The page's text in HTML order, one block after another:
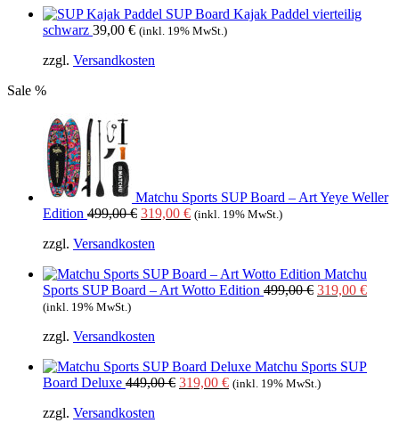
SUP Board Kajak Paddel vierteilig
schwarz 39,00 € (inkl. 19% MwSt.)
zzgl. Versandkosten
Sale %
Matchu Sports SUP Board – Art Yeye Weller
Edition 499,00€ Ursprünglicher
war:
319,00 €Aktueller
(inkl. 19% MwSt.)
zzgl. Versandkosten
Matchu
Sports SUP Board – Art Wotto Edition 499,00€ 319,00 €
(inkl. 19% MwSt.)
zzgl. Versandkosten
Matchu Sports SUP
Board Deluxe 449,00€ Ursprünglicher
319,00 €Aktueller
(inkl. 19% MwSt.)
zzgl. Versandkosten